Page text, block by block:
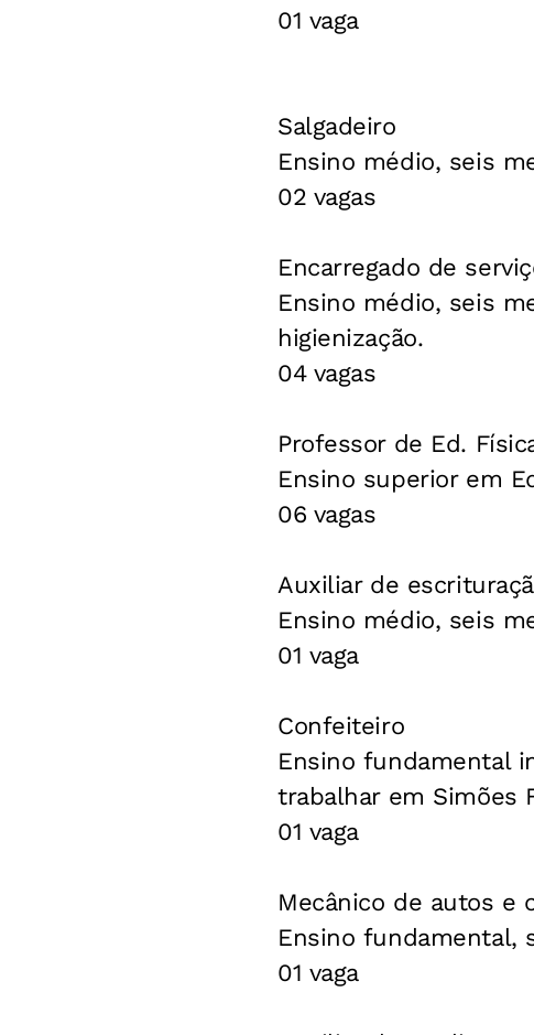
01 vaga
Salgadeiro
Ensino médio, seis
02 vagas
Encarregado de
Ensino médio, seis
higienização.
04 vagas
Professor de Ed.
Ensino superior em
06 vagas
Auxiliar de
Ensino médio, seis
01 vaga
Confeiteiro
Ensino fundamental
trabalhar em Simões
01 vaga
Mecânico de autos e
Ensino fundamental,
01 vaga